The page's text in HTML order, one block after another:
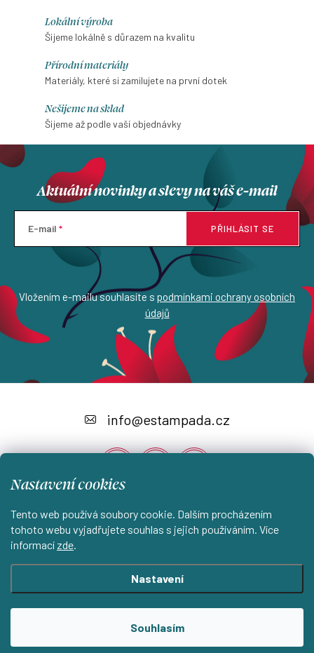
Nastavení cookies
Tento web používá soubory cookie. Dalším procházením
tohoto webu vyjadřujete souhlas s jejich používáním. Více
informací zde.
Nastavení
Souhlasím
Lokální výroba
Šijeme lokálně s důrazem na kvalitu
Přírodní materiály
Materiály, které si zamilujete na první dotek
Nešijeme na sklad
Šijeme až podle vaší objednávky
Aktuální novinky a slevy na váš e-mail
E-mail
Vložením e-mailu souhlasíte s podmínkami ochrany osobních
údajů
PŘIHLÁSIT SE
p
a
Instagram
info@estampada.cz
Shoptet.cz KantorStudio.cz
ESTAMPADA s.r.o.. Všechna práva vyhrazena.